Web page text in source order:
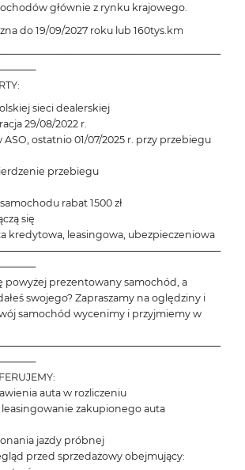
głównie z rynku krajowego.
do 19/09/2027 roku lub 160tys.km
sieci dealerskiej
29/08/2022 r.
ASO, ostatnio 01/07/2025 r. przy przebiegu
przebiegu
rabat 1500 zł
się
kredytowa, leasingowa, ubezpieczeniowa
powyżej prezentowany samochód, a
swojego? Zapraszamy na oględziny i
samochód wycenimy i przyjmiemy w
auta w rozliczeniu
zakupionego auta
jazdy próbnej
przed sprzedażowy obejmujący: